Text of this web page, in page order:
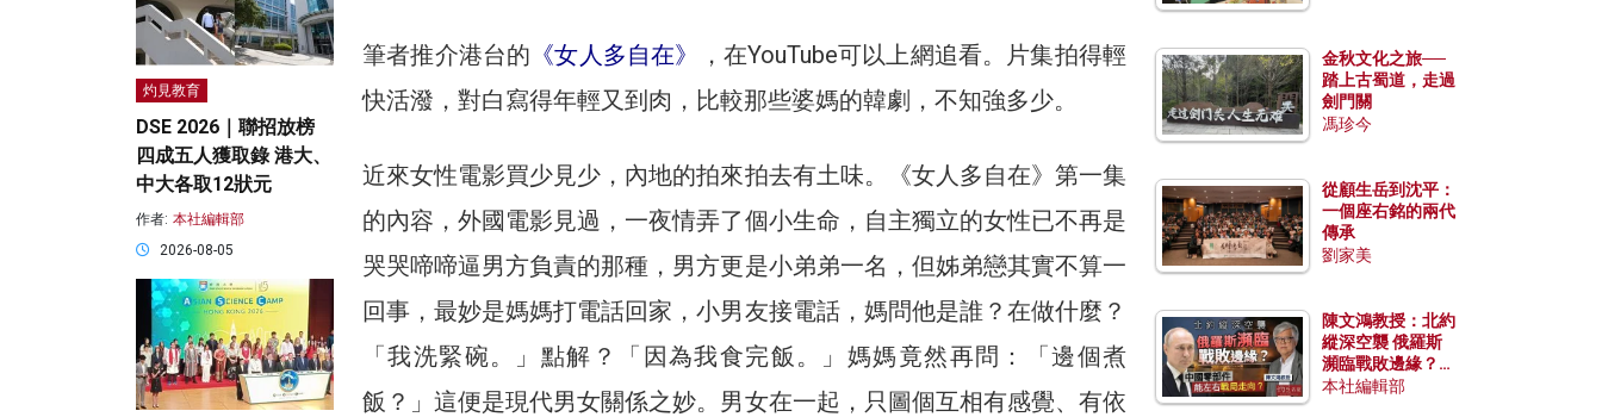
筆者推介港台的 《女人多自在》
，在YouTube可以上網追看。片集拍得輕
快活潑，對白寫得年輕又到肉，比較那些婆媽的韓劇，不知強多少。
近來女性電影買少見少，內地的拍來拍去有土味。《女人多自在》第一集
的內容，外國電影見過，一夜情弄了個小生命，自主獨立的女性已不再是
哭哭啼啼逼男方負責的那種，男方更是小弟弟一名，但姊弟戀其實不算一
回事，最妙是媽媽打電話回家，小男友接電話，媽問他是誰？在做什麼？
「我洗緊碗。」點解？「因為我食完飯。」媽媽竟然再問：「邊個煮
飯？」這便是現代男女關係之妙。男女在一起，只圖個互相有感覺、有依
灼見教育
DSE 2026｜聯招放榜
四成五人獲取錄 港大、
中大各取12狀元
作者: 本社編輯部
2026-08-05
金秋文化之旅──
踏上古蜀道，走過
劍門關
馮珍今
從顧生岳到沈平：
一個座右銘的兩代
傳承
劉家美
陳文鴻教授：北約
縱深空襲 俄羅斯
瀕臨戰敗邊緣？中
國零部件能左右戰
本社編輯部